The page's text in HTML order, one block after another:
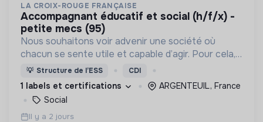
LA CROIX-ROUGE FRANÇAISE
accompagnant éducatif et social (h/f/x) -
petite mecs (95)
Nous souhaitons voir advenir une société où
chacun se sente utile et capable d’agir. Pour cela,
nous proposons des moyens et des lieux
d’engagement innovants et adaptés à tous.
💡 Structure de l’ESS CDI
1 labels et certifications
ARGENTEUIL, France
Social
Il y a 2 jours